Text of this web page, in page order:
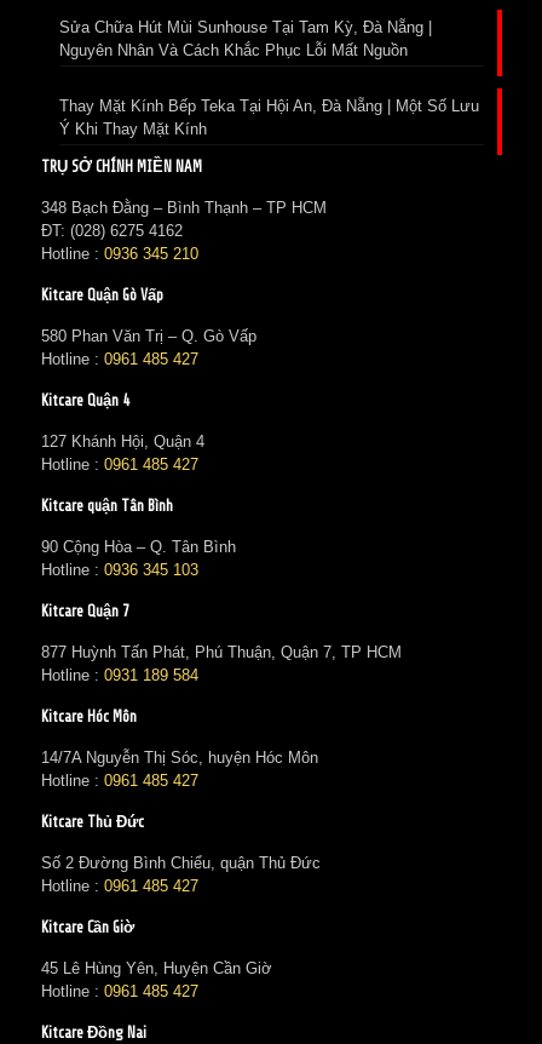
Sửa Chữa Hút Mùi Sunhouse Tại Tam Kỳ, Đà Nẵng |
Nguyên Nhân Và Cách Khắc Phục Lỗi Mất Nguồn
Thay Mặt Kính Bếp Teka Tại Hội An, Đà Nẵng | Một Số Lưu
Ý Khi Thay Mặt Kính
TRỤ SỞ CHÍNH MIỀN NAM
348 Bạch Đằng – Bình Thạnh – TP HCM
ĐT: (028) 6275 4162
Hotline : 0936 345 210
Kitcare Quận Gò Vấp
580 Phan Văn Trị – Q. Gò Vấp
Hotline : 0961 485 427
Kitcare Quận 4
127 Khánh Hội, Quận 4
Hotline : 0961 485 427
Kitcare quận Tân Bình
90 Cộng Hòa – Q. Tân Bình
Hotline : 0936 345 103
Kitcare Quận 7
877 Huỳnh Tấn Phát, Phú Thuận, Quận 7, TP HCM
Hotline : 0931 189 584
Kitcare Hóc Môn
14/7A Nguyễn Thị Sóc, huyện Hóc Môn
Hotline : 0961 485 427
Kitcare Thủ Đức
Số 2 Đường Bình Chiểu, quận Thủ Đức
Hotline : 0961 485 427
Kitcare Cần Giờ
45 Lê Hùng Yên, Huyện Cần Giờ
Hotline : 0961 485 427
Kitcare Đồng Nai